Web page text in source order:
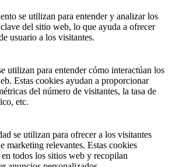
se utilizan para entender y analizar los
del sitio web, lo que ayuda a ofrecer
usuario a los visitantes.
utilizan para entender cómo interactúan los
Estas cookies ayudan a proporcionar
del número de visitantes, la tasa de
etc.
se utilizan para ofrecer a los visitantes
marketing relevantes. Estas cookies
todos los sitios web y recopilan